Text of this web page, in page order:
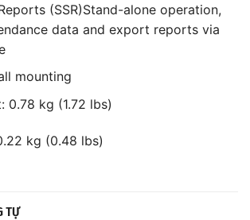
(SSR)Stand-alone operation,
data and export reports via
mounting
0.78 kg (1.72 lbs)
kg (0.48 lbs)
TỰ